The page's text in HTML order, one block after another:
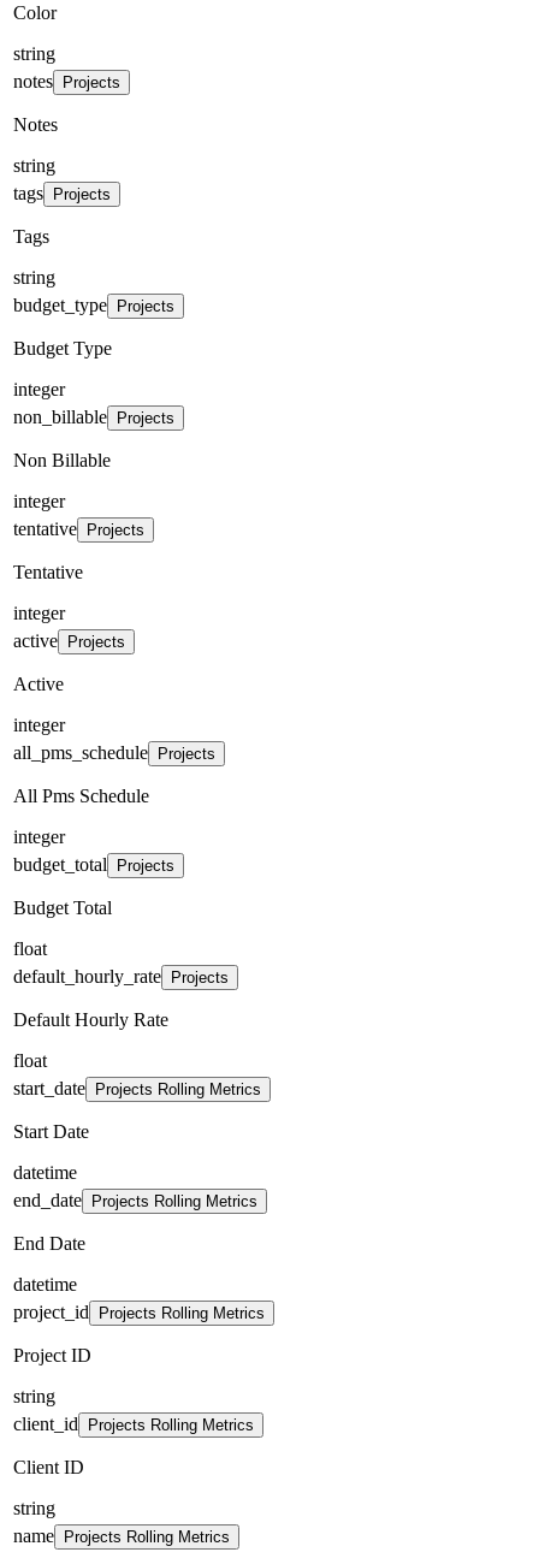
Color
string
notes
Projects
Notes
string
tags
Projects
Tags
string
budget_type
Projects
Budget Type
integer
non_billable
Projects
Non Billable
integer
tentative
Projects
Tentative
integer
active
Projects
Active
integer
all_pms_schedule
Projects
All Pms Schedule
integer
budget_total
Projects
Budget Total
float
default_hourly_rate
Projects
Default Hourly Rate
float
start_date
Projects Rolling Metrics
Start Date
datetime
end_date
Projects Rolling Metrics
End Date
datetime
project_id
Projects Rolling Metrics
Project ID
string
client_id
Projects Rolling Metrics
Client ID
string
name
Projects Rolling Metrics